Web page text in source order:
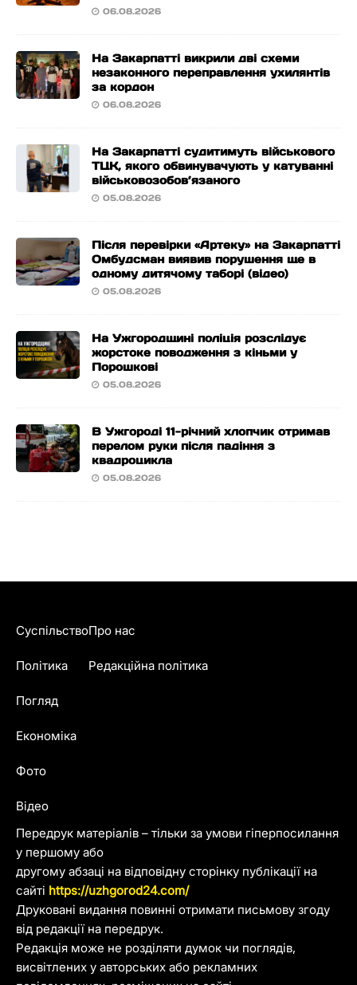
06.08.2026
На Закарпатті викрили дві схеми
незаконного переправлення ухилянтів
за кордон
06.08.2026
На Закарпатті судитимуть військового
ТЦК, якого обвинувачують у катуванні
військовозобов’язаного
05.08.2026
Після перевірки «Артеку» на Закарпатті
Омбудсман виявив порушення ще в
одному дитячому таборі (відео)
05.08.2026
На Ужгородщині поліція розслідує
жорстоке поводження з кіньми у
Порошкові
05.08.2026
В Ужгороді 11-річний хлопчик отримав
перелом руки після падіння з
квадроцикла
05.08.2026
Передрук матеріалів – тільки за умови гіперпосилання
у першому або
другому абзаці на відповідну сторінку публікації на
сайті https://uzhgorod24.com/
Друковані видання повинні отримати письмову згоду
від редакції на передрук.
Редакція може не розділяти думок чи поглядів,
висвітлених у авторських або рекламних
Суспільство
Політика
Погляд
Економіка
Фото
Відео
Про нас
Редакційна політика